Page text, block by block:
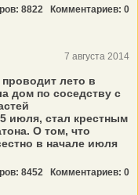
8822 Комментариев: 0
7 августа 2014
лето в
дом по соседству с
июля, стал крестным
О том, что
в начале июля
8452 Комментариев: 0